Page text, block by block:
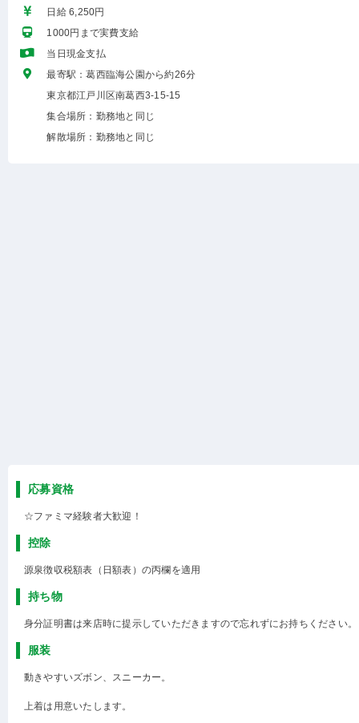
日給 6,250円
1000円まで実費支給
当日現金支払
最寄駅：葛西臨海公園から約26分
東京都江戸川区南葛西3-15-15
集合場所：勤務地と同じ
解散場所：勤務地と同じ
応募資格
☆ファミマ経験者大歓迎！
控除
源泉徴収税額表（日額表）の丙欄を適用
持ち物
身分証明書は来店時に提示していただきますので忘れずにお持ちください。
服装
動きやすいズボン、スニーカー。
上着は用意いたします。